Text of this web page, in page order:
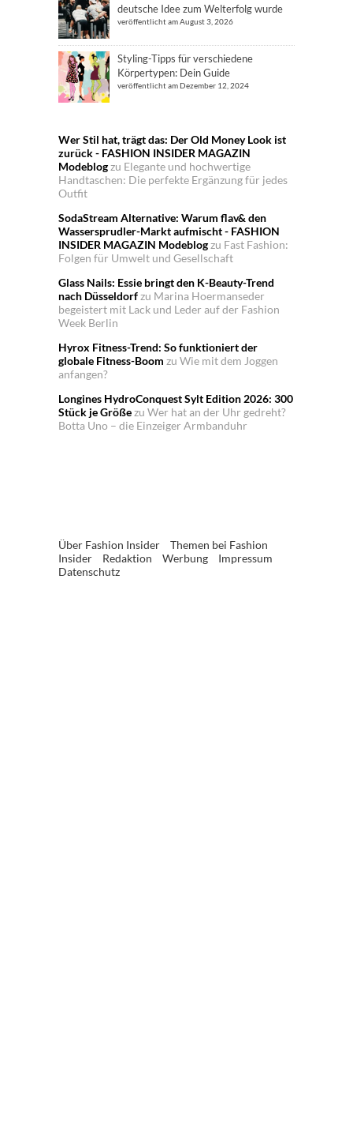
deutsche Idee zum Welterfolg wurde
veröffentlicht am August 3, 2026
Styling-Tipps für verschiedene
Körpertypen: Dein Guide
veröffentlicht am Dezember 12, 2024
Wer Stil hat, trägt das: Der Old Money Look ist
zurück - FASHION INSIDER MAGAZIN
Modeblogzu Elegante und hochwertige
Handtaschen: Die perfekte Ergänzung für jedes
Outfit
SodaStream Alternative: Warum flav& den
Wassersprudler-Markt aufmischt - FASHION
INSIDER MAGAZIN Modeblogzu Fast Fashion:
Folgen für Umwelt und Gesellschaft
Glass Nails: Essie bringt den K-Beauty-Trend
nach Düsseldorfzu Marina Hoermanseder
begeistert mit Lack und Leder auf der Fashion
Week Berlin
Hyrox Fitness-Trend: So funktioniert der
globale Fitness-Boom zu Wie mit dem Joggen
anfangen?
Longines HydroConquest Sylt Edition 2026: 300
Stück je Größezu Wer hat an der Uhr gedreht?
Botta Uno – die Einzeiger Armbanduhr
Über Fashion Insider
Themen bei Fashion
Insider
Redaktion Werbung
Impressum
Datenschutz